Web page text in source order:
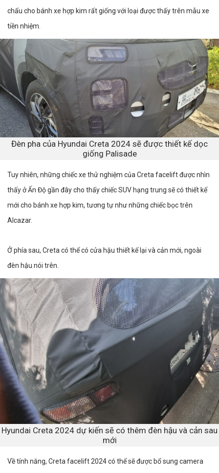
chấu cho bánh xe hợp kim rất giống với loại được thấy trên mẫu xe
tiền nhiệm.
Đèn pha của Hyundai Creta 2024 sẽ được thiết kế dọc
giống Palisade
Tuy nhiên, những chiếc xe thử nghiệm của Creta facelift được nhìn
thấy ở Ấn Độ gần đây cho thấy chiếc SUV hạng trung sẽ có thiết kế
mới cho bánh xe hợp kim, tương tự như những chiếc bọc trên
Alcazar.
Ở phía sau, Creta có thể có cửa hậu thiết kế lại và cản mới, ngoài
đèn hậu nói trên.
Hyundai Creta 2024 dự kiến sẽ có thêm đèn hậu và cản sau
mới
Về tính năng, Creta facelift 2024 có thể sẽ được bổ sung camera